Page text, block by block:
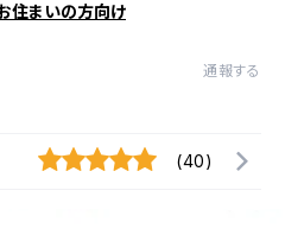
住まいの方向け
通報する
(40)